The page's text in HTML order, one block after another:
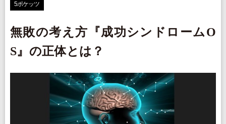
5ポケッツ
無敗の考え方『成功シンドロームO
S』の正体とは？